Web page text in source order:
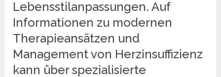
Lebensstilanpassungen. Auf
Informationen zu modernen
Therapieansätzen und
Management von Herzinsuffizienz
kann über spezialisierte